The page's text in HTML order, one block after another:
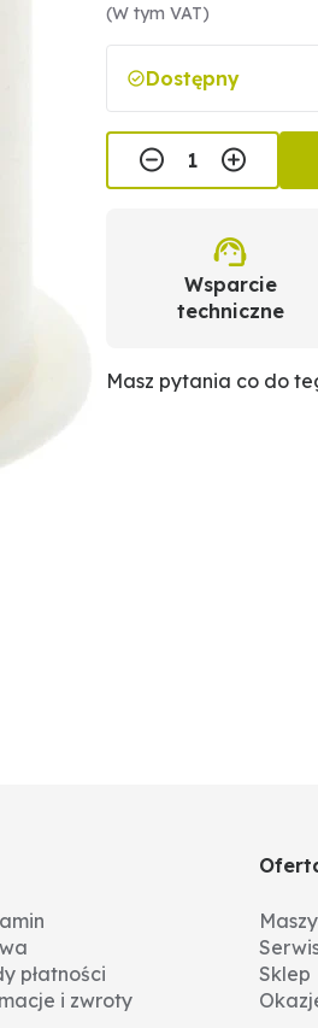
(W tym VAT)
Dostępny
Wsparcie
techniczne
Masz pytania co do
płatności
i zwroty
Sklep